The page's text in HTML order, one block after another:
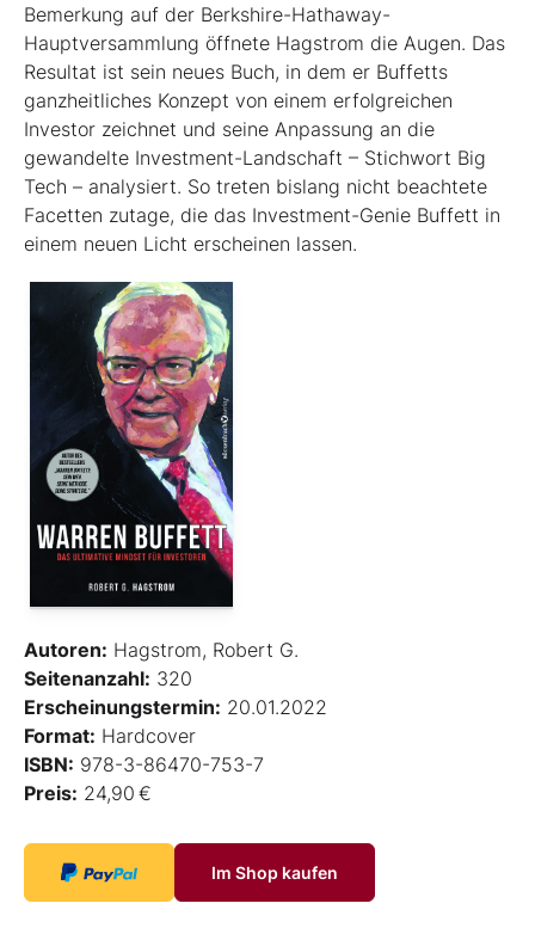
Bemerkung auf der Berkshire-Hathaway-
Hauptversammlung öffnete Hagstrom die Augen. Das
Resultat ist sein neues Buch, ­in dem er Buffetts
ganzheitliches Konzept von einem erfolgreichen
Investor zeichnet und seine Anpassung an die
gewandelte Investment-Landschaft – Stichwort Big
Tech – analysiert. So treten bislang nicht beachtete
Facetten zutage, die das Investment-Genie Buffett in
einem neuen Licht erscheinen lassen.
Autoren: Hagstrom, Robert G.
Seitenanzahl: 320
Erscheinungstermin: 20.01.2022
Format: Hardcover
ISBN: 978-3-86470-753-7
Preis: 24,90 €
Im Shop kaufen